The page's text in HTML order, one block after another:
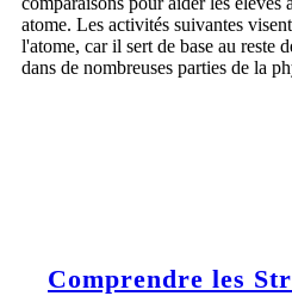
atome. Les activités suivantes
l'atome, car il sert de base au reste
dans de nombreuses parties de la
Comprendre les